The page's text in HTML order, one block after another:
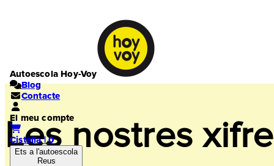
Autoescola Hoy-Voy
Blog
Contacte
El meu compte
Cistella | 0
Ets a l'autoescola
Reus
Les nostres